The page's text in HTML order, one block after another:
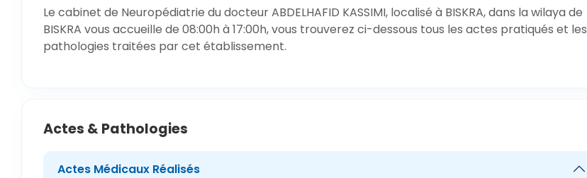
Le cabinet de Neuropédiatrie du docteur ABDELHAFID KASSIMI, localisé à BISKRA, dans la wilaya de
BISKRA vous accueille de 08:00h à 17:00h, vous trouverez ci-dessous tous les actes pratiqués et les
pathologies traitées par cet établissement.
Actes & Pathologies
Actes Médicaux Réalisés